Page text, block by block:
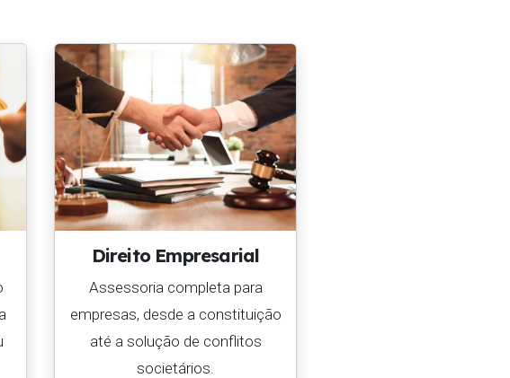
Direito Empresarial
Assessoria completa para
empresas, desde a constituição
até a solução de conflitos
societários.